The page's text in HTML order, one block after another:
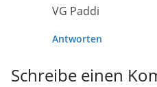
VG Paddi
Antworten
Schreibe einen